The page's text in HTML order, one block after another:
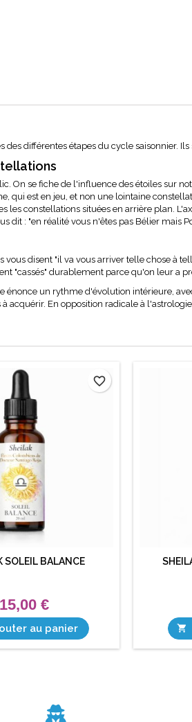
différentes étapes du cycle saisonnier.
On se fiche de l'influence des étoiles sur
qui est en jeu, et non une lointaine
constellations situées en arrière plan.
: "en réalité vous n'êtes pas Bélier mais
disent "il va vous arriver telle chose à
"cassés" durablement parce qu'on leur a
énonce un rythme d'évolution intérieure,
acquérir. En opposition radicale à
SOLEIL BALANCE
15,00 €
au panier
favorite_border
